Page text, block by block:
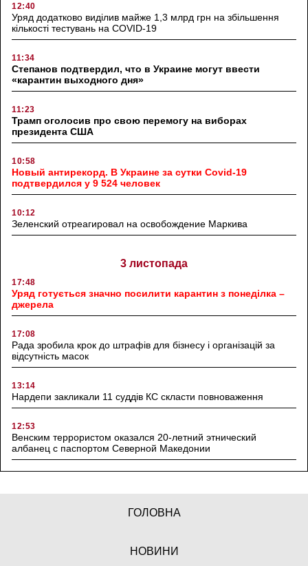
12:40
Уряд додатково виділив майже 1,3 млрд грн на збільшення
кількості тестувань на COVID-19
11:34
Степанов подтвердил, что в Украине могут ввести
«карантин выходного дня»
11:23
Трамп оголосив про свою перемогу на виборах
президента США
10:58
Новый антирекорд. В Украине за сутки Covid-19
подтвердился у 9 524 человек
10:12
Зеленский отреагировал на освобождение Маркива
3 листопада
17:48
Уряд готується значно посилити карантин з понеділка –
джерела
17:08
Рада зробила крок до штрафів для бізнесу і організацій за
відсутність масок
13:14
Нардепи закликали 11 суддів КС скласти повноваження
12:53
Венским террористом оказался 20-летний этнический
албанец с паспортом Северной Македонии
ГОЛОВНА
НОВИНИ